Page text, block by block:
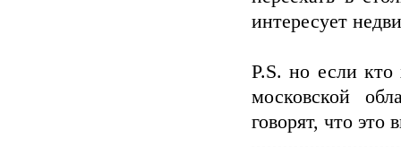
интересует
P.S. но если
московской
говорят, что это